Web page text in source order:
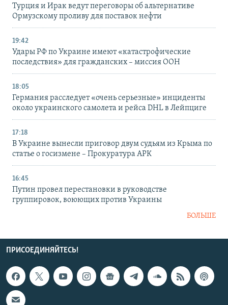
Турция и Ирак ведут переговоры об альтернативе
Ормузскому проливу для поставок нефти
19:42
Удары РФ по Украине имеют «катастрофические
последствия» для гражданских – миссия ООН
18:05
Германия расследует «очень серьезные» инциденты
около украинского самолета и рейса DHL в Лейпциге
17:18
В Украине вынесли приговор двум судьям из Крыма по
статье о госизмене – Прокуратура АРК
16:45
Путин провел перестановки в руководстве
группировок, воюющих против Украины
БОЛЬШЕ
ПРИСОЕДИНЯЙТЕСЬ!